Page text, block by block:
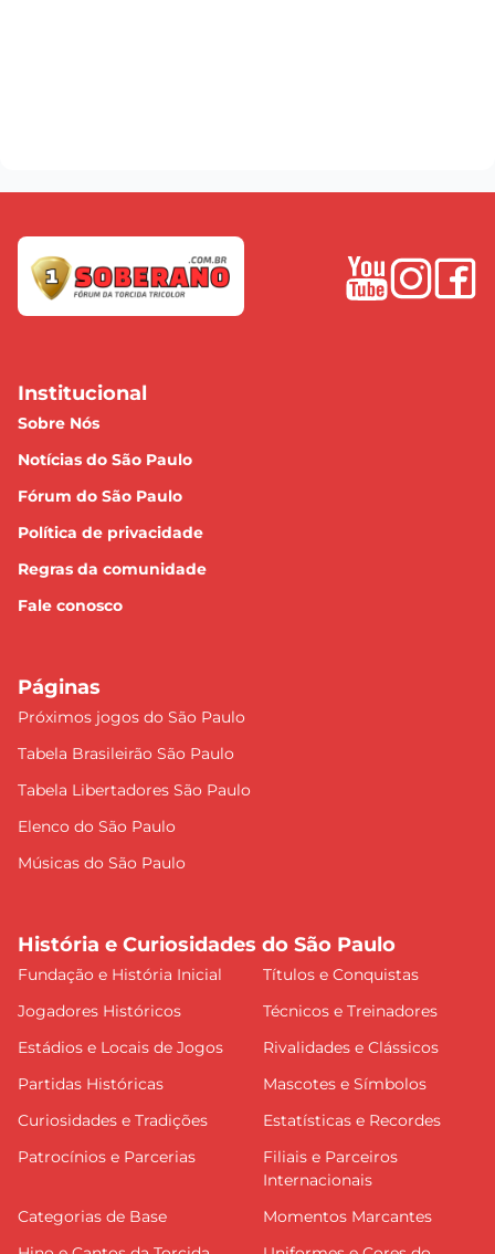
Institucional
Sobre Nós
Notícias do São Paulo
Fórum do São Paulo
Política de privacidade
Regras da comunidade
Fale conosco
Páginas
Próximos jogos do São Paulo
Tabela Brasileirão São Paulo
Tabela Libertadores São Paulo
Elenco do São Paulo
Músicas do São Paulo
História e Curiosidades do São Paulo
Fundação e História Inicial
Títulos e Conquistas
Jogadores Históricos
Técnicos e Treinadores
Estádios e Locais de Jogos
Rivalidades e Clássicos
Partidas Históricas
Mascotes e Símbolos
Curiosidades e Tradições
Estatísticas e Recordes
Patrocínios e Parcerias
Filiais e Parceiros
Internacionais
Categorias de Base
Momentos Marcantes